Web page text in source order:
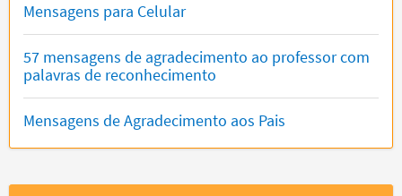
Mensagens para Celular
57 mensagens de agradecimento ao professor com
palavras de reconhecimento
Mensagens de Agradecimento aos Pais